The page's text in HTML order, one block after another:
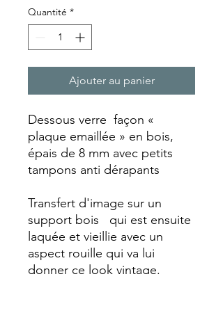
Quantité *
Ajouter au panier
Dessous verre façon «
plaque emaillée » en bois,
épais de 8 mm avec petits
tampons anti dérapants
Transfert d'image sur un
support bois qui est ensuite
laquée et vieillie avec un
aspect rouille qui va lui
donner ce look vintage.